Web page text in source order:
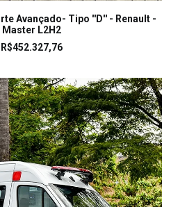
LEIA MAIS
Avançado- Tipo ''D'' - Renault -
Master L2H2
R$452.327,76